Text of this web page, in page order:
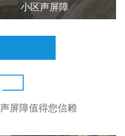
小区声屏障
屏障值得您信赖